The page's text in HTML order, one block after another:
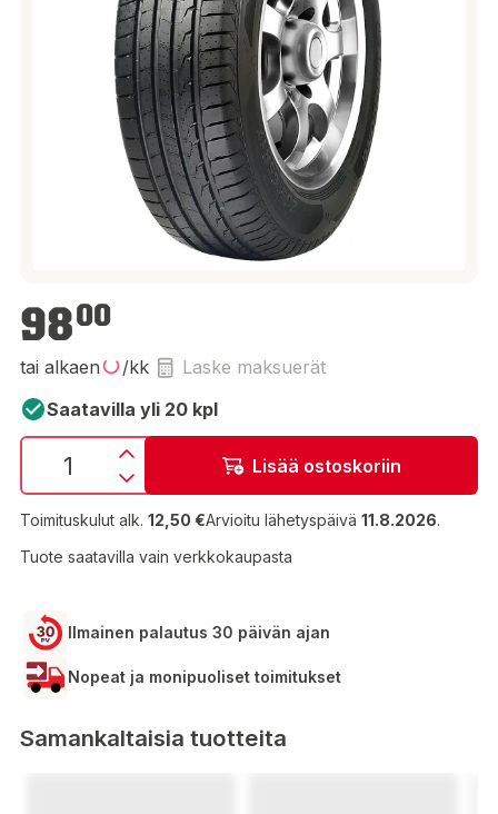
9800
tai alkaen /kk
Laske maksuerät
Saatavilla yli 20 kpl
Lisää ostoskoriin
Toimituskulut alk. 12,50 €Arvioitu lähetyspäivä 11.8.2026.
Tuote saatavilla vain verkkokaupasta
Ilmainen palautus 30 päivän ajan
Nopeat ja monipuoliset toimitukset
Samankaltaisia tuotteita